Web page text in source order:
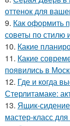
оттенок для
9. Как оформить
советы по стилю
10. Какие
11. Какие
появились в
12. Где и когда
Стерлитамаке:
13. Ящик-
мастер-класс